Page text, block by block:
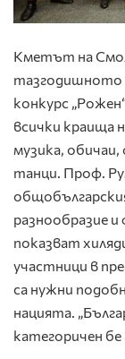
Кметът на
тазгодишното
конкурс
всички краища
музика,
танци. Проф.
разнообразие
показват
участници в
са нужни
нацията.
категоричен